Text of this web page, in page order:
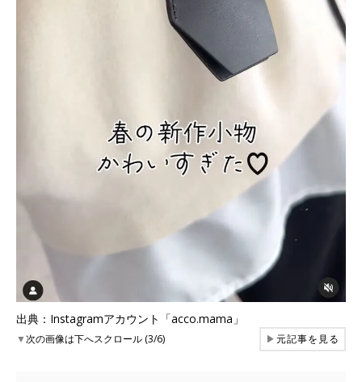
出典：Instagramアカウント「acco.mama」
▼次の画像は下へスクロール (3/6) ▶元記事を見る